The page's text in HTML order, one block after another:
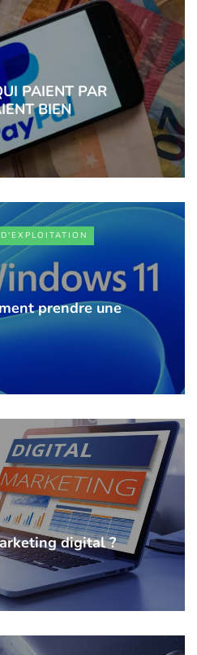
PAIENT PAR
BIEN
prendre une
digital ?